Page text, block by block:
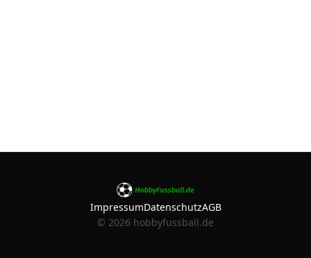
ImpressumDatenschutzAGB
© 2026 hobbyfussball.de